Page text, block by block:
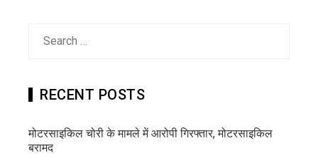
RECENT POSTS
मोटरसाइकिल चोरी के मामले में आरोपी गिरफ्तार, मोटरसाइकिल
बरामद